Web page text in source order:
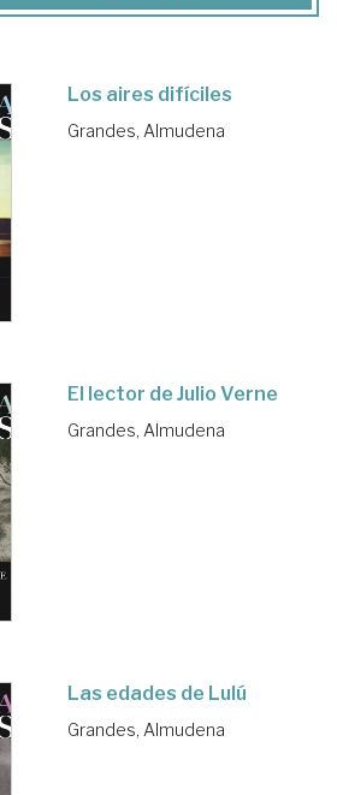
Los aires difíciles
Grandes, Almudena
El lector de Julio Verne
Grandes, Almudena
Las edades de Lulú
Grandes, Almudena